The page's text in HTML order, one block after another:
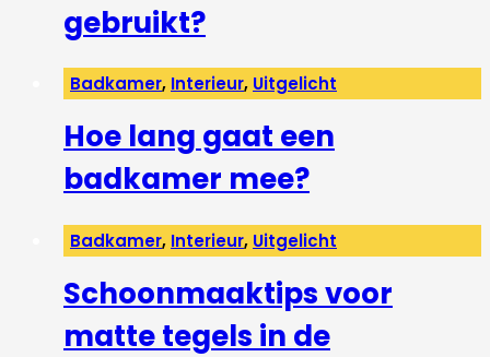
gebruikt?
Badkamer, Interieur, Uitgelicht
Hoe lang gaat een
badkamer mee?
Badkamer, Interieur, Uitgelicht
Schoonmaaktips voor
matte tegels in de